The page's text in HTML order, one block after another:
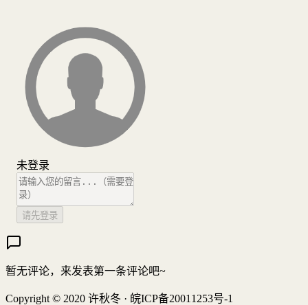
未登录
请先登录
暂无评论，来发表第一条评论吧~
Copyright © 2020 许秋冬 · 皖ICP备20011253号-1